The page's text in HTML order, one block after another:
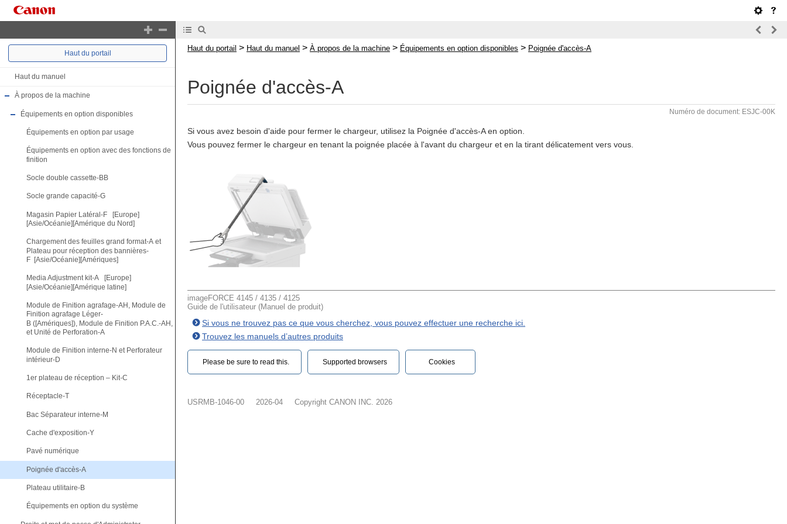
Haut du portail
Haut du manuel
À propos de la machine
Équipements en option disponibles
Équipements en option par usage
Équipements en option avec des fonctions de
finition
Socle double cassette-BB
Socle grande capacité-G
Magasin Papier Latéral-F [Europe]
[Asie/Océanie][Amérique du Nord]
Chargement des feuilles grand format-A et
Plateau pour réception des bannières-
F [Asie/Océanie][Amériques]
Media Adjustment kit-A [Europe]
[Asie/Océanie][Amérique latine]
Module de Finition agrafage-AH, Module de
Finition agrafage Léger-
B ([Amériques]), Module de Finition P.A.C.-AH,
et Unité de Perforation-A
Module de Finition interne-N et Perforateur
intérieur-D
1er plateau de réception – Kit-C
Réceptacle-T
Bac Séparateur interne-M
Cache d'exposition-Y
Pavé numérique
Poignée d'accès-A
Plateau utilitaire-B
Équipements en option du système
Haut du portail > Haut du manuel > À propos de la machine > Équipements en option disponibles > Poignée d'accès-A
Poignée d'accès-A
Numéro de document: ESJC-00K
Si vous avez besoin d'aide pour fermer le chargeur, utilisez la Poignée d'accès-A en option.
Vous pouvez fermer le chargeur en tenant la poignée placée à l'avant du chargeur et en la tirant délicatement vers vous.
imageFORCE 4145 / 4135 / 4125
Guide de l'utilisateur (Manuel de produit)
Si vous ne trouvez pas ce que vous cherchez, vous pouvez effectuer une recherche ici.
Trouvez les manuels d’autres produits
Please be sure to read this.‎ Supported browsers Cookies
USRMB-1046-00 2026-04 Copyright CANON INC. 2026